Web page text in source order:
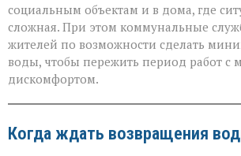
социальным объектам и в дома, где
сложная. При этом коммунальные
жителей по возможности сделать
воды, чтобы пережить период работ с
дискомфортом.
Когда ждать возвращения